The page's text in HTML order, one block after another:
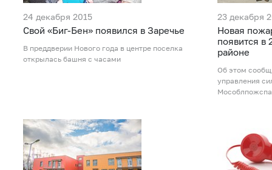
24 декабря 2015
Свой «Биг-Бен» появился в Заречье
В преддверии Нового года в центре поселка
открылась башня с часами
23 декабря
Новая
появится в
районе
Об этом
управления